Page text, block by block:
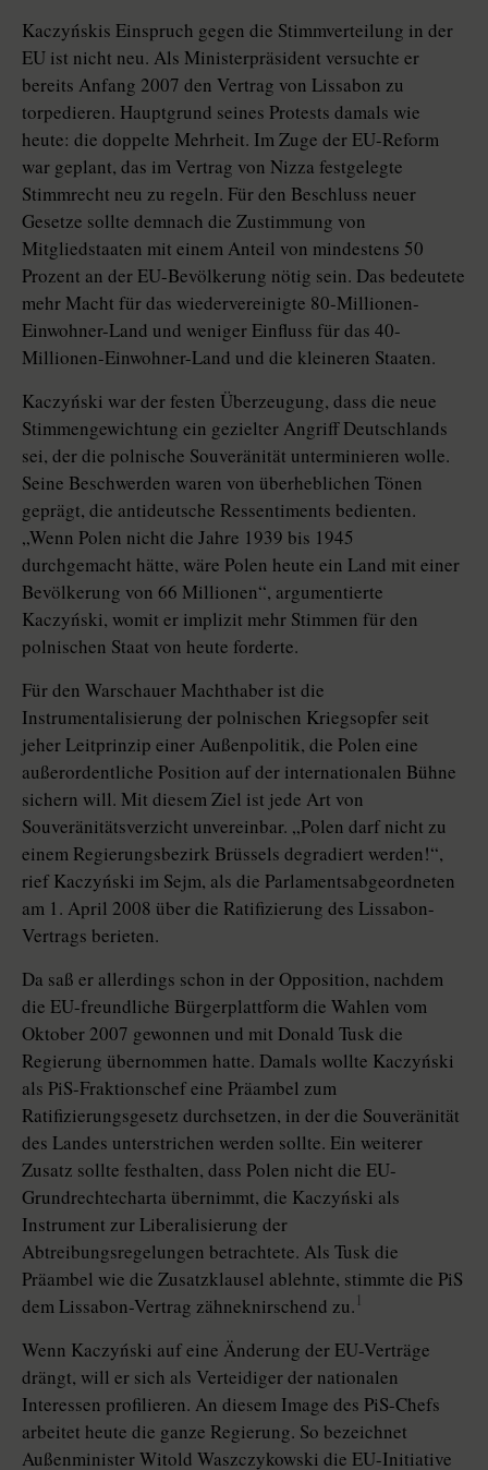
Kaczyńskis Einspruch gegen die Stimmverteilung in der
EU ist nicht neu. Als Ministerpräsident versuchte er
bereits Anfang 2007 den Vertrag von Lissabon zu
torpedieren. Hauptgrund seines Protests damals wie
heute: die doppelte Mehrheit. Im Zuge der EU-Reform
war geplant, das im Vertrag von Nizza festgelegte
Stimmrecht neu zu regeln. Für den Beschluss neuer
Gesetze sollte demnach die Zustimmung von
Mitgliedstaaten mit einem Anteil von mindestens 50
Prozent an der EU-Bevölkerung nötig sein. Das bedeutete
mehr Macht für das wiedervereinigte 80-Millionen-
Einwohner-Land und weniger Einfluss für das 40-
Millionen-Einwohner-Land und die kleineren Staaten.
Kaczyński war der festen Überzeugung, dass die neue
Stimmengewichtung ein gezielter Angriff Deutschlands
sei, der die polnische Souveränität unterminieren wolle.
Seine Beschwerden waren von überheblichen Tönen
geprägt, die antideutsche Ressentiments bedienten.
„Wenn Polen nicht die Jahre 1939 bis 1945
durchgemacht hätte, wäre Polen heute ein Land mit einer
Bevölkerung von 66 Millionen“, argumentierte
Kaczyński, womit er implizit mehr Stimmen für den
polnischen Staat von heute forderte.
Für den Warschauer Machthaber ist die
Instrumentalisierung der polnischen Kriegsopfer seit
jeher Leitprinzip einer Außenpolitik, die Polen eine
außerordentliche Position auf der internationalen Bühne
sichern will. Mit diesem Ziel ist jede Art von
Souveränitätsverzicht unvereinbar. „Polen darf nicht zu
einem Regierungsbezirk Brüssels degradiert werden!“,
rief Kaczyński im Sejm, als die Parlamentsabgeordneten
am 1. April 2008 über die Ratifizierung des Lissabon-
Vertrags berieten.
Da saß er allerdings schon in der Opposition, nachdem
die EU-freundliche Bürgerplattform die Wahlen vom
Oktober 2007 gewonnen und mit Donald Tusk die
Regierung übernommen hatte. Damals wollte Kaczyński
als PiS-Fraktionschef eine Präambel zum
Ratifizierungsgesetz durchsetzen, in der die Souveränität
des Landes unterstrichen werden sollte. Ein weiterer
Zusatz sollte festhalten, dass Polen nicht die EU-
Grundrechtecharta übernimmt, die Ka­czyń­ski als
Instrument zur Liberalisierung der
Abtreibungsregelungen betrachtete. Als Tusk die
Präambel wie die Zusatzklausel ablehnte, stimmte die PiS
dem Lissabon-Vertrag zähneknirschend zu. 1
Wenn Kaczyński auf eine Änderung der EU-Verträge
drängt, will er sich als Verteidiger der nationalen
Interessen profilieren. An diesem Image des PiS-Chefs
arbeitet heute die ganze Regierung. So bezeichnet
Außenminister Witold Waszczykowski die EU-Initiative